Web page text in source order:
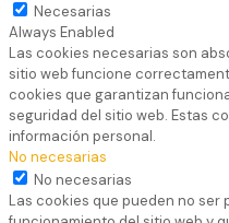
Necesarias
Always Enabled
Las cookies necesarias son
sitio web funcione
cookies que garantizan
seguridad del sitio web. Estas
información personal.
No necesarias
No necesarias
Las cookies que pueden no